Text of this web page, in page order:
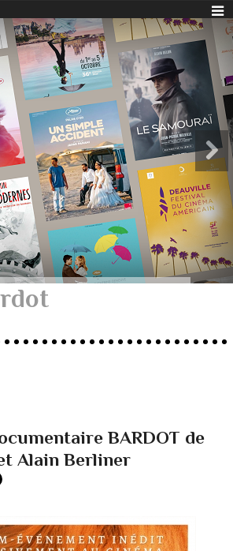
BARDOT de
Alain Berliner